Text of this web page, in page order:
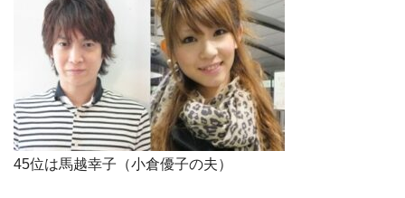
45位は馬越幸子（小倉優子の夫）